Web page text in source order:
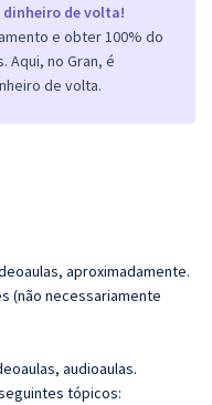
de volta!
e obter 100% do
Aqui, no Gran, é
de volta.
aproximadamente.
(não necessariamente
audioaulas.
tópicos: